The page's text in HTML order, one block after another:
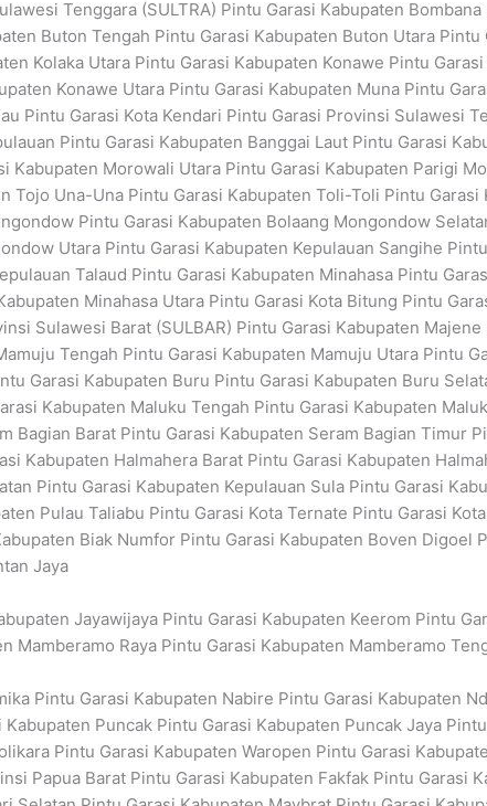
Tenggara (SULTRA) Pintu Garasi Kabupaten
Buton Tengah Pintu Garasi Kabupaten Buton Utara Pintu
Kolaka Utara Pintu Garasi Kabupaten Konawe Pintu
Konawe Utara Pintu Garasi Kabupaten Muna Pintu
Pintu Garasi Kota Kendari Pintu Garasi Provinsi Sulawesi
Pintu Garasi Kabupaten Banggai Laut Pintu Garasi
Kabupaten Morowali Utara Pintu Garasi Kabupaten Parigi
Tojo Una-Una Pintu Garasi Kabupaten Toli-Toli Pintu
Pintu Garasi Kabupaten Bolaang Mongondow
Utara Pintu Garasi Kabupaten Kepulauan Sangihe
Talaud Pintu Garasi Kabupaten Minahasa Pintu
Minahasa Utara Pintu Garasi Kota Bitung Pintu
Sulawesi Barat (SULBAR) Pintu Garasi Kabupaten
Tengah Pintu Garasi Kabupaten Mamuju Utara Pintu
Garasi Kabupaten Buru Pintu Garasi Kabupaten Buru
Kabupaten Maluku Tengah Pintu Garasi Kabupaten
Bagian Barat Pintu Garasi Kabupaten Seram Bagian Timur
Kabupaten Halmahera Barat Pintu Garasi Kabupaten
Pintu Garasi Kabupaten Kepulauan Sula Pintu Garasi
Pulau Taliabu Pintu Garasi Kota Ternate Pintu Garasi
Biak Numfor Pintu Garasi Kabupaten Boven Digoel
Jaya
Jayawijaya Pintu Garasi Kabupaten Keerom Pintu
Mamberamo Raya Pintu Garasi Kabupaten Mamberamo
Pintu Garasi Kabupaten Nabire Pintu Garasi Kabupaten
Puncak Pintu Garasi Kabupaten Puncak Jaya
Pintu Garasi Kabupaten Waropen Pintu Garasi
Papua Barat Pintu Garasi Kabupaten Fakfak Pintu Garasi